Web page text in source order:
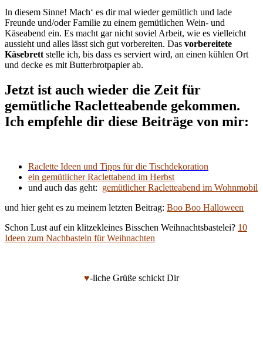
In diesem Sinne! Mach‘ es dir mal wieder gemütlich und lade
Freunde und/oder Familie zu einem gemütlichen Wein- und
Käseabend ein. Es macht gar nicht soviel Arbeit, wie es vielleicht
aussieht und alles lässt sich gut vorbereiten. Das vorbereitete
Käsebrett stelle ich, bis dass es serviert wird, an einen kühlen Ort
und decke es mit Butterbrotpapier ab.
Jetzt ist auch wieder die Zeit für
gemütliche Racletteabende gekommen.
Ich empfehle dir diese Beiträge von mir:
Raclette Ideen und Tipps für die Tischdekoration
ein gemütlicher Raclettabend im Herbst
und auch das geht: gemütlicher Racletteabend im Wohnmobil
und hier geht es zu meinem letzten Beitrag: Boo Boo Halloween
Schon Lust auf ein klitzekleines Bisschen Weihnachtsbastelei? 10
Ideen zum Nachbasteln für Weihnachten
♥-liche Grüße schickt Dir